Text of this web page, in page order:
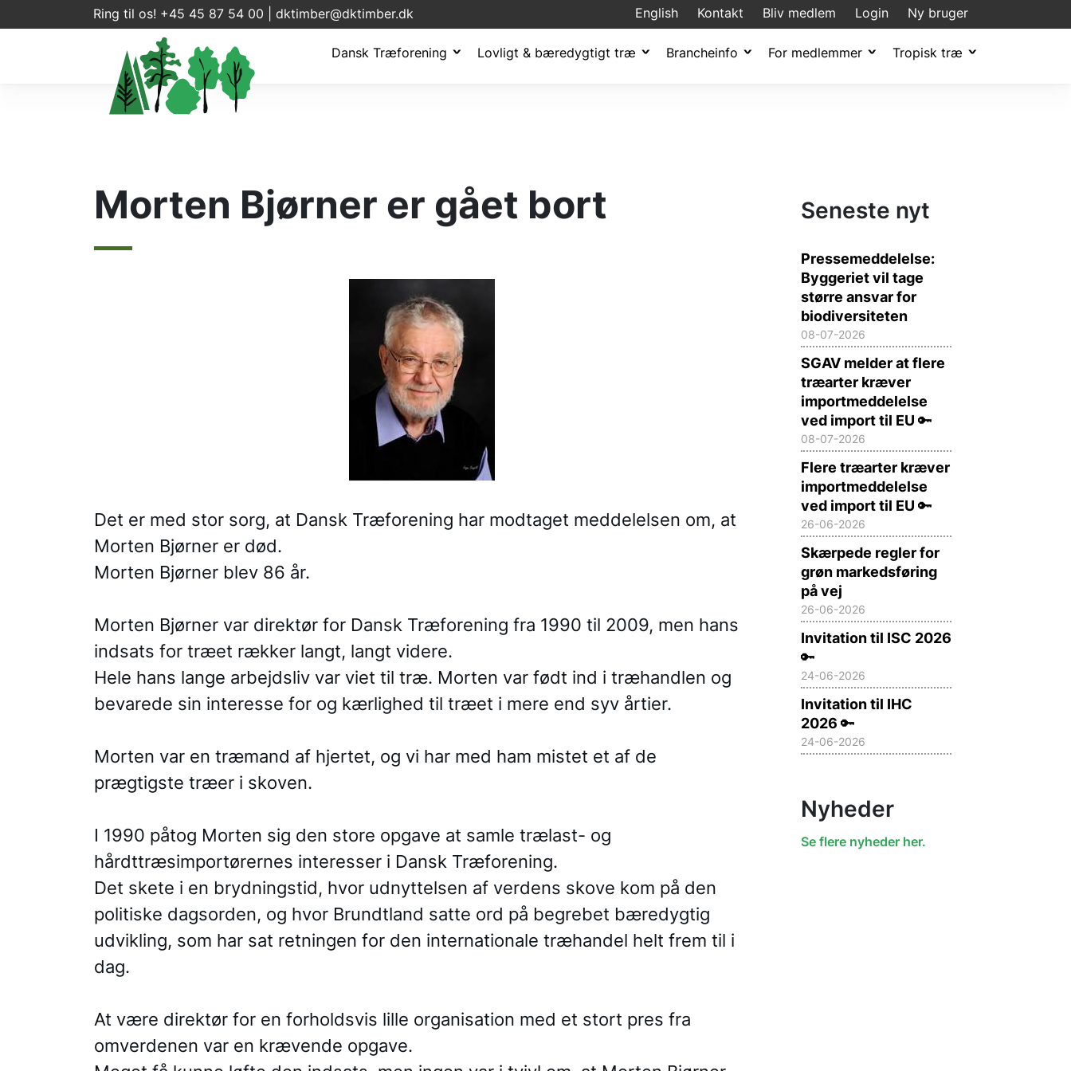
Ring til os! +45 45 87 54 00 | dktimber@dktimber.dk English Kontakt Bliv medlem Login Ny bruger
Dansk Træforening Lovligt & bæredygtigt træ Brancheinfo For medlemmer Tropisk træ
Morten Bjørner er gået bort
Det er med stor sorg, at Dansk Træforening har modtaget meddelelsen om, at
Morten Bjørner er død.
Morten Bjørner blev 86 år.
Morten Bjørner var direktør for Dansk Træforening fra 1990 til 2009, men hans
indsats for træet rækker langt, langt videre.
Hele hans lange arbejdsliv var viet til træ. Morten var født ind i træhandlen og
bevarede sin interesse for og kærlighed til træet i mere end syv årtier.
Morten var en træmand af hjertet, og vi har med ham mistet et af de
prægtigste træer i skoven.
I 1990 påtog Morten sig den store opgave at samle trælast- og
hårdttræsimportørernes interesser i Dansk Træforening.
Det skete i en brydningstid, hvor udnyttelsen af verdens skove kom på den
politiske dagsorden, og hvor Brundtland satte ord på begrebet bæredygtig
udvikling, som har sat retningen for den internationale træhandel helt frem til i
dag.
At være direktør for en forholdsvis lille organisation med et stort pres fra
omverdenen var en krævende opgave.
Seneste nyt
Pressemeddelelse:
Byggeriet vil tage
større ansvar for
biodiversiteten
08-07-2026
SGAV melder at flere
træarter kræver
importmeddelelse
ved import til EU 🔑
08-07-2026
Flere træarter kræver
importmeddelelse
ved import til EU 🔑
26-06-2026
Skærpede regler for
grøn markedsføring
på vej
26-06-2026
Invitation til ISC 2026
🔑
24-06-2026
Invitation til IHC
2026 🔑
24-06-2026
Nyheder
Se flere nyheder her.